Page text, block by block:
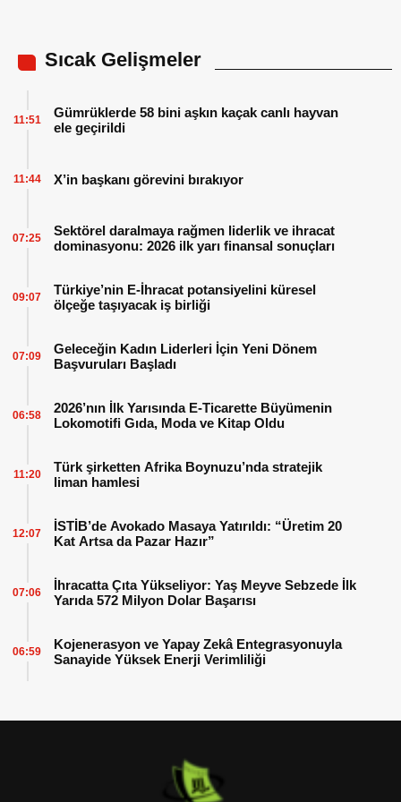
Sıcak Gelişmeler
Gümrüklerde 58 bini aşkın kaçak canlı hayvan
ele geçirildi
11:51
X’in başkanı görevini bırakıyor
11:44
Sektörel daralmaya rağmen liderlik ve ihracat
dominasyonu: 2026 ilk yarı finansal sonuçları
07:25
Türkiye’nin E-İhracat potansiyelini küresel
ölçeğe taşıyacak iş birliği
09:07
Geleceğin Kadın Liderleri İçin Yeni Dönem
Başvuruları Başladı
07:09
2026’nın İlk Yarısında E-Ticarette Büyümenin
Lokomotifi Gıda, Moda ve Kitap Oldu
06:58
Türk şirketten Afrika Boynuzu’nda stratejik
liman hamlesi
11:20
İSTİB’de Avokado Masaya Yatırıldı: “Üretim 20
Kat Artsa da Pazar Hazır”
12:07
İhracatta Çıta Yükseliyor: Yaş Meyve Sebzede İlk
Yarıda 572 Milyon Dolar Başarısı
07:06
Kojenerasyon ve Yapay Zekâ Entegrasyonuyla
Sanayide Yüksek Enerji Verimliliği
06:59